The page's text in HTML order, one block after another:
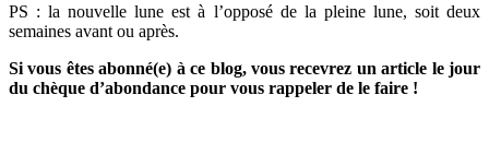
PS : la nouvelle lune est à l’opposé de la pleine lune, soit deux
semaines avant ou après.
Si vous êtes abonné(e) à ce blog, vous recevrez un article le jour
du chèque d’abondance pour vous rappeler de le faire !